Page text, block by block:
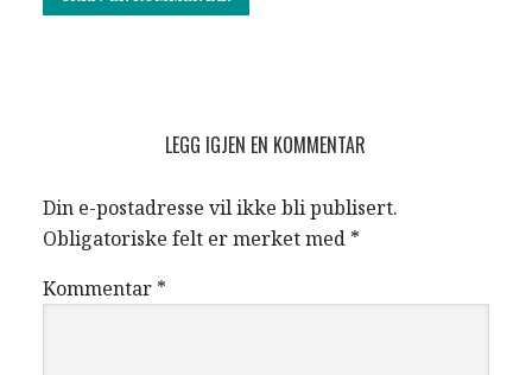
LEGG IGJEN EN KOMMENTAR
Din e-postadresse vil ikke bli publisert.
Obligatoriske felt er merket med *
Kommentar *